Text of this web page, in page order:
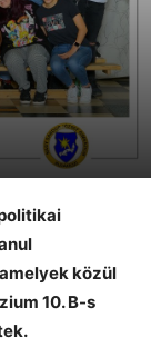
közül
10. B-s